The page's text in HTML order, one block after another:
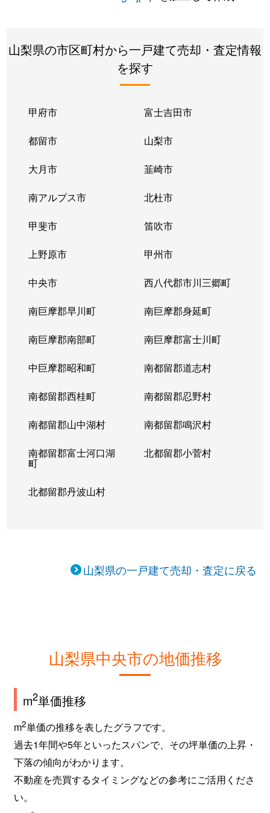
山梨県の市区町村から一戸建て売却・査定情報
を探す
甲府市 富士吉田市
都留市 山梨市
大月市 韮崎市
南アルプス市 北杜市
甲斐市 笛吹市
上野原市 甲州市
中央市 西八代郡市川三郷町
南巨摩郡早川町 南巨摩郡身延町
南巨摩郡南部町 南巨摩郡富士川町
中巨摩郡昭和町 南都留郡道志村
南都留郡西桂町 南都留郡忍野村
南都留郡山中湖村 南都留郡鳴沢村
南都留郡富士河口湖
町
北都留郡小菅村
北都留郡丹波山村
山梨県の一戸建て売却・査定に戻る
山梨県中央市の地価推移
m2単価推移
m2単価の推移を表したグラフです。
過去1年間や5年といったスパンで、その坪単価の上昇・
下落の傾向がわかります。
不動産を売買するタイミングなどの参考にご活用くださ
い。